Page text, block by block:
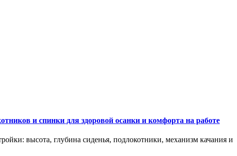
и спинки для здоровой осанки и комфорта на работе
высота, глубина сиденья, подлокотники, механизм качания и